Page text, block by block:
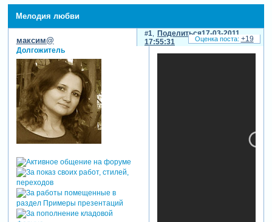
Мелодия любви
Поделиться
1
17-03-2011
17:55:31
максим@
Долгожитель
+19